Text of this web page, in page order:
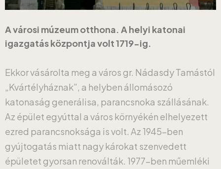
A városi múzeum otthona. A helyi katonai
igazgatás központja volt 1719-ig.
Ekkor vásárolta meg a város gr. Nádasdy Tamástól
„Kvártélyháznak”, a helyben állomásozó
katonaság generálisa, parancsnoka szállásának.
Az épület egyúttal a város környékén elhelyezett
ezred parancsnoksága is volt. Az 1945-ben
gyújtogatás miatt nagy károkat szenvedett
épületet gyorsan renoválták. 1977-ben műemléki